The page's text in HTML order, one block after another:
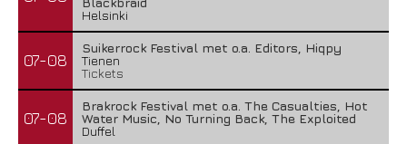
Helsinki
07-08
Suikerrock Festival met o.a. Editors, Hiqpy
Tienen
Tickets
07-08
Brakrock Festival met o.a. The Casualties, Hot
Water Music, No Turning Back, The Exploited
Duffel